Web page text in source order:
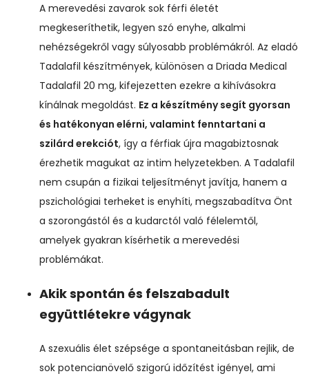
A merevedési zavarok sok férfi életét
megkeseríthetik, legyen szó enyhe, alkalmi
nehézségekről vagy súlyosabb problémákról. Az eladó
Tadalafil készítmények, különösen a Driada Medical
Tadalafil 20 mg, kifejezetten ezekre a kihívásokra
kínálnak megoldást. Ez a készítmény segít gyorsan
és hatékonyan elérni, valamint fenntartani a
szilárd erekciót, így a férfiak újra magabiztosnak
érezhetik magukat az intim helyzetekben. A Tadalafil
nem csupán a fizikai teljesítményt javítja, hanem a
pszichológiai terheket is enyhíti, megszabadítva Önt
a szorongástól és a kudarctól való félelemtől,
amelyek gyakran kísérhetik a merevedési
problémákat.
Akik spontán és felszabadult
együttlétekre vágynak
A szexuális élet szépsége a spontaneitásban rejlik, de
sok potencianövelő szigorú időzítést igényel, ami